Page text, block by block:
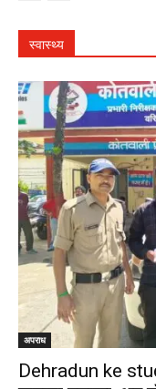
स्वास्थ्य
अपराध
Dehradun ke